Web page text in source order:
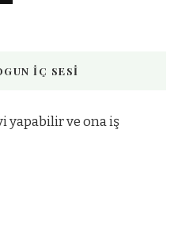
İÇ SESI
yapabilir ve ona iş